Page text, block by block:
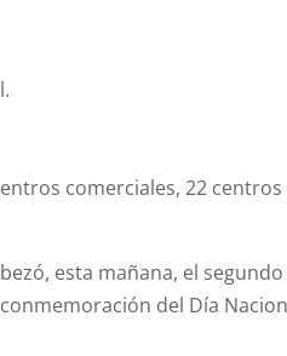
comerciales, 22
esta mañana, el
del Día